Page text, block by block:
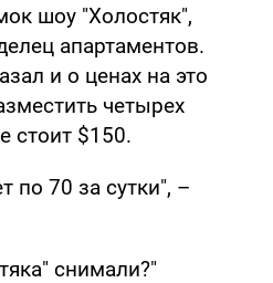
шоу "Холостяк",
апартаментов.
и о ценах на это
четырех
стоит $150.
по 70 за сутки", –
снимали?"